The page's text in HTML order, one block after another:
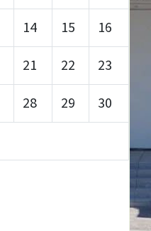
14 15 16
21 22 23
28 29 30